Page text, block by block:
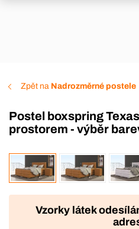
Zpět na Nadrozměrné postele
Postel boxspring Texas 210x200 s úložným
prostorem - výběr
VÝROBA
DOPRAVA ZDARMA
Vzorky látek